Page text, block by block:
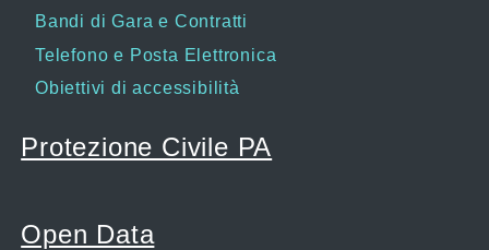
Bandi di Gara e Contratti
Telefono e Posta Elettronica
Obiettivi di accessibilità
Protezione Civile PA
Open Data